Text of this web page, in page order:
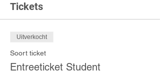
Tickets
Uitverkocht
Soort ticket
Entreeticket Student